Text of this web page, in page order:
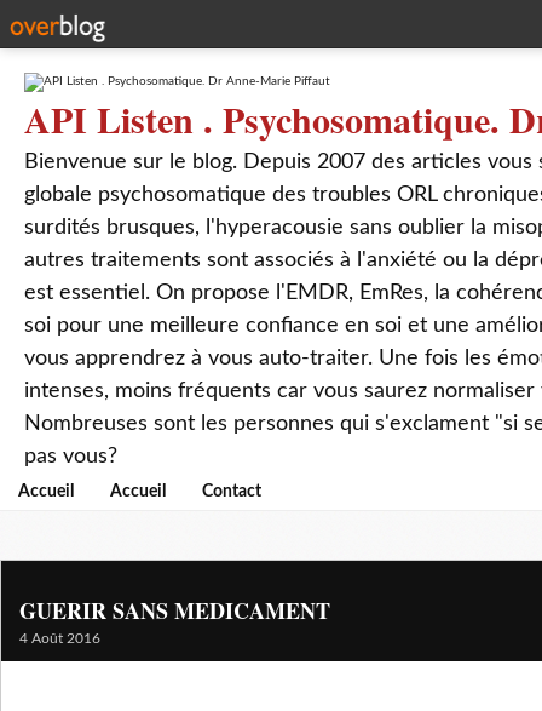
API Listen . Psychosomatique.
Bienvenue sur le blog. Depuis 2007 des articles
globale psychosomatique des troubles ORL
surdités brusques, l'hyperacousie sans oublier la
autres traitements sont associés à l'anxiété ou la
est essentiel. On propose l'EMDR, EmRes, la
soi pour une meilleure confiance en soi et une
vous apprendrez à vous auto-traiter. Une fois les
intenses, moins fréquents car vous saurez
Nombreuses sont les personnes qui s'exclament "si
pas vous?
Accueil Accueil Contact
GUERIR SANS MEDICAMENT
4 Août 2016